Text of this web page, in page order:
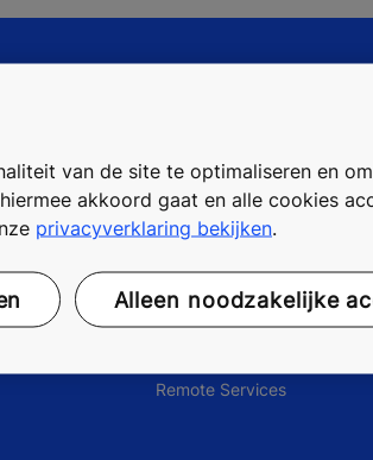
Digitale Diensten
Remote Services
van de site te optimaliseren en
akkoord gaat en alle cookies
privacyverklaring bekijken.
Alleen noodzakelijke